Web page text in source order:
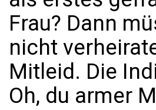
Frau? Dann
nicht
Mitleid. Die
Oh, du armer